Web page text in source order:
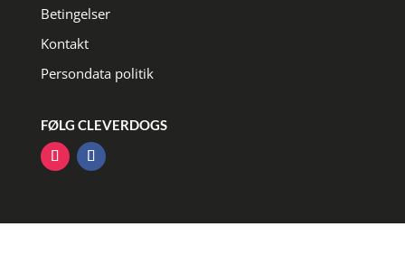
Betingelser
Kontakt
Persondata politik
FØLG CLEVERDOGS